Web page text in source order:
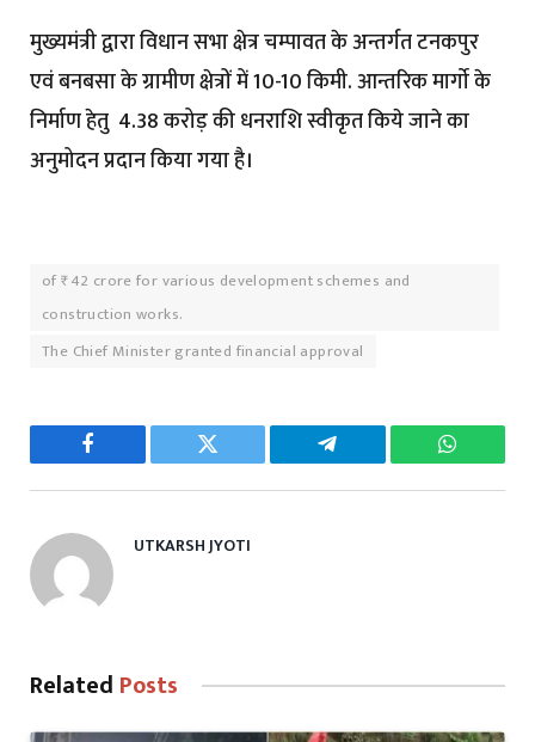
मुख्यमंत्री द्वारा विधान सभा क्षेत्र चम्पावत के अन्तर्गत टनकपुर
एवं बनबसा के ग्रामीण क्षेत्रों में 10-10 किमी. आन्तरिक मार्गाे के
निर्माण हेतु ₹ 4.38 करोड़ की धनराशि स्वीकृत किये जाने का
अनुमोदन प्रदान किया गया है।
of ₹42 crore for various development schemes and
construction works.
The Chief Minister granted financial approval
Facebook Twitter Telegram
UTKARSH JYOTI
Related Posts